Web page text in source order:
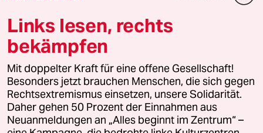
Downloads für Abonnierende
© 2026 taz Verlags und Vertriebs GmbH
Alle Rechte vorbehalten. Bei rechtlichen Fragen oder für Genehmigungen
wenden Sie sich bitte an
lizenzen@taz.de
Feedback Redaktionsstatut Kommune-Richtlinien
Links lesen, rechts
bekämpfen
Mit doppelter Kraft für eine offene Gesellschaft!
Besonders jetzt brauchen Menschen, die sich gegen
Rechtsextremismus einsetzen, unsere Solidarität.
Daher gehen 50 Prozent der Einnahmen aus
Neuanmeldungen an „Alles beginnt im Zentrum“ –